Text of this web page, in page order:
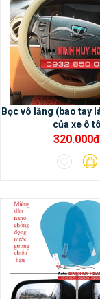
Bọc vô lăng (bao tay
của xe ô tô
320.000đ